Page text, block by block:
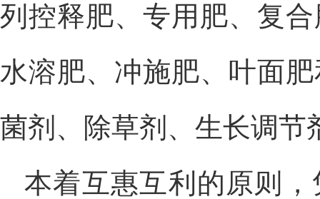
列控释肥、专用肥、复
水溶肥、冲施肥、叶面
菌剂、除草剂、生长调节
本着互惠互利的原则